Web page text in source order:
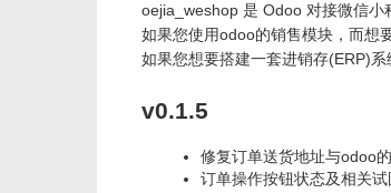
oejia_weshop 是 Odoo 对接微信小
如果您使用odoo的销售模块，而想
如果您想要搭建一套进销存(ERP)
v0.1.5
修复订单送货地址与odoo
订单操作按钮状态及相关